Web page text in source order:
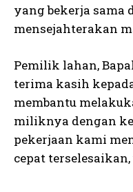
yang bekerja sama
mensejahterakan
Pemilik lahan,
terima kasih
membantu
miliknya dengan
pekerjaan kami
cepat